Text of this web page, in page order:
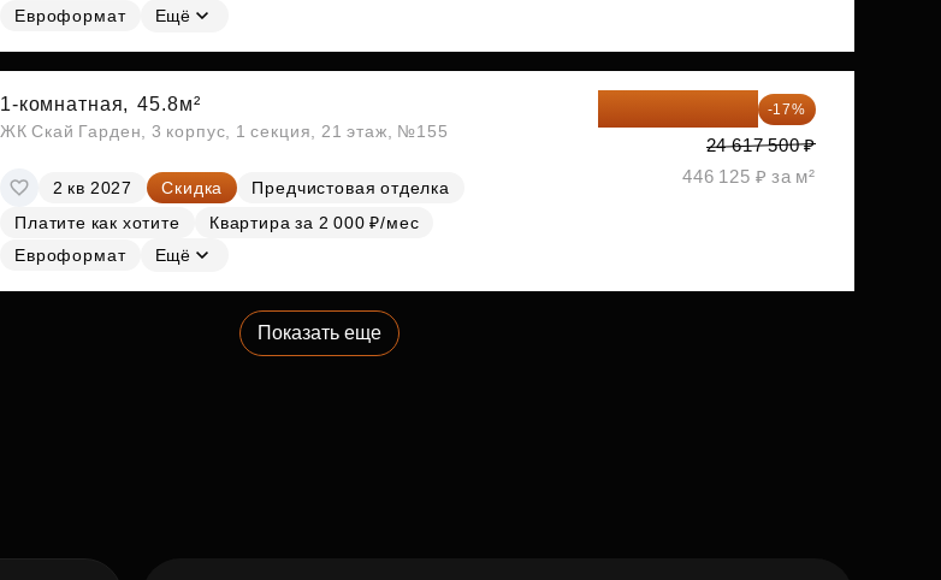
Евроформат
Ещё
1-комнатная, 45.8м²
ЖК Скай Гарден, 3 корпус, 1 секция, 21 этаж, №155
2 кв 2027 Скидка
Предчистовая отделка
Платите как хотите
Квартира за 2 000 ₽/мес
Евроформат
Ещё
-17%
24 617 500 ₽
446 125 ₽ за м²
Показать еще